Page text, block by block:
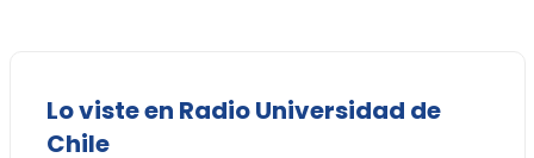
Lo viste en Radio Universidad de
Chile